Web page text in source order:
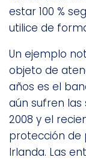
estar 100 %
utilice de
Un ejemplo
objeto de
años es el
aún sufren las
2008 y el
protección de
Irlanda. Las